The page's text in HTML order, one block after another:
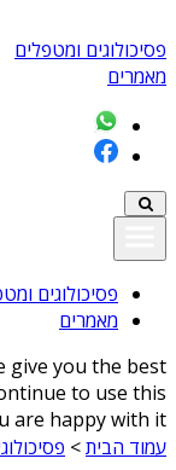
פסיכולוגים ומטפלים
מאמרים
פסיכולוגים
מאמרים
give you the best
to use this
are happy with it
עמוד הבית>